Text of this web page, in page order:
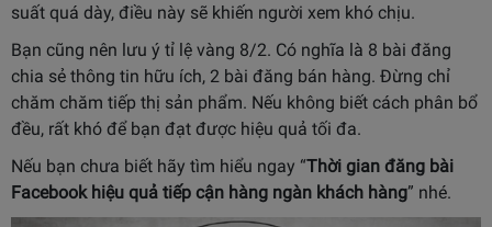
suất quá dày, điều này sẽ khiến người xem khó chịu.
Bạn cũng nên lưu ý tỉ lệ vàng 8/2. Có nghĩa là 8 bài đăng
chia sẻ thông tin hữu ích, 2 bài đăng bán hàng. Đừng chỉ
chăm chăm tiếp thị sản phẩm. Nếu không biết cách phân bổ
đều, rất khó để bạn đạt được hiệu quả tối đa.
Nếu bạn chưa biết hãy tìm hiểu ngay “Thời gian đăng bài
Facebook hiệu quả tiếp cận hàng ngàn khách hàng” nhé.